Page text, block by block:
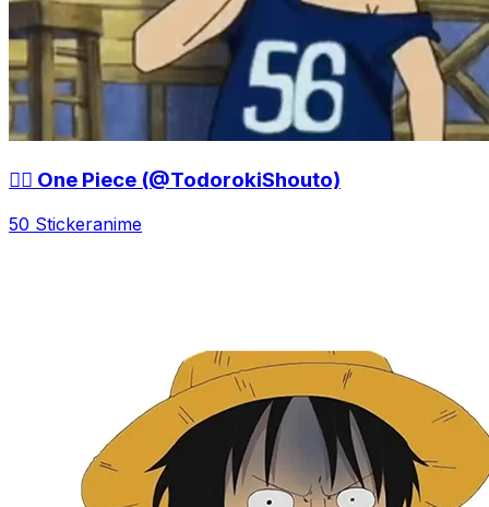
🏴‍☠️ One Piece (@TodorokiShouto)
50 Stickeranime